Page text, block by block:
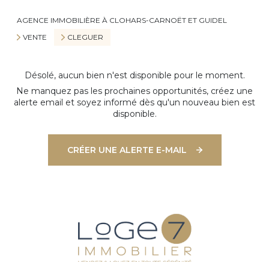
AGENCE IMMOBILIÈRE À CLOHARS-CARNOËT ET GUIDEL
VENTE
CLEGUER
Désolé, aucun bien n'est disponible pour le moment.
Ne manquez pas les prochaines opportunités, créez une
alerte email et soyez informé dès qu'un nouveau bien est
disponible.
CRÉER UNE ALERTE E-MAIL